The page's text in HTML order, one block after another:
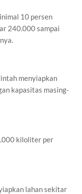
10 persen
240.000 sampai
menyiapkan
kapasitas masing-
kiloliter per
lahan sekitar